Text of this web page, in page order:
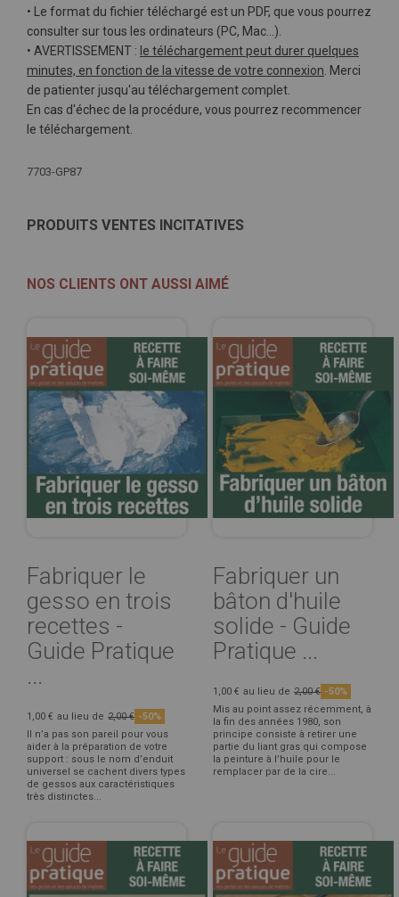
• Le format du fichier téléchargé est un PDF, que vous pourrez
consulter sur tous les ordinateurs (PC, Mac…).
• AVERTISSEMENT : le téléchargement peut durer quelques
minutes, en fonction de la vitesse de votre connexion . Merci
de patienter jusqu'au téléchargement complet.
En cas d'échec de la procédure, vous pourrez recommencer
le téléchargement.
Plus
7703-GP87
PRODUITS VENTES INCITATIVES
NOS CLIENTS ONT AUSSI AIMÉ
Fabriquer le
gesso en trois
recettes -
Guide Pratique
...
1,00 € au lieu de 2,00 € -50%
Il n’a pas son pareil pour vous
aider à la préparation de votre
support : sous le nom d’enduit
universel se cachent divers types
de gessos aux caractéristiques
très distinctes...
Fabriquer un
bâton d'huile
solide - Guide
Pratique ...
1,00 € au lieu de 2,00 € -50%
Mis au point assez récemment, à
la fin des années 1980, son
principe consiste à retirer une
partie du liant gras qui compose
la peinture à l’huile pour le
remplacer par de la cire...